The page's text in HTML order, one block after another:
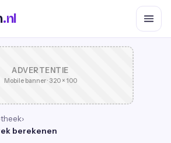
.nl
ADVERTENTIE
Mobile banner · 320 × 100
›
berekenen